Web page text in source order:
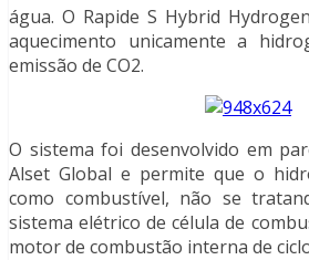
água. O Rapide S Hybrid
aquecimento unicamente a
emissão de CO2.
O sistema foi desenvolvido em
Alset Global e permite que o
como combustível, não se
sistema elétrico de célula de
motor de combustão interna de